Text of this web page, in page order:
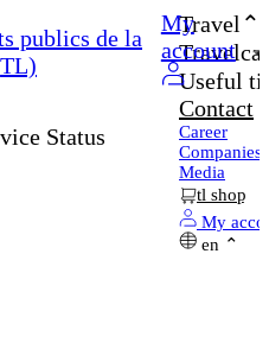
My
account
Travel
Useful
Contact
Career
Companies
Media
tl shop
My
en
Status